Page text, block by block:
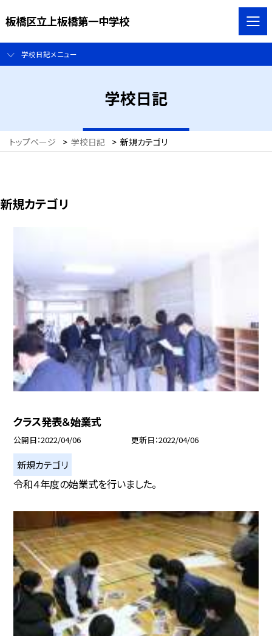
板橋区立上板橋第一中学校
学校日記メニュー
学校日記
トップページ > 学校日記 > 新規カテゴリ
新規カテゴリ
クラス発表＆始業式
公開日 2022/04/06 更新日 2022/04/06
新規カテゴリ
令和４年度の始業式を行いました。